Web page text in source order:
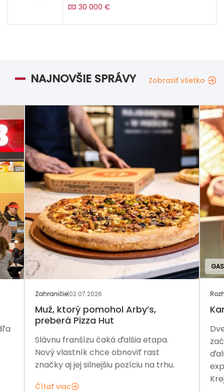
30 000 €
NAJNOVŠIE SPRÁVY Zobraziť všetko
Zahraničie|02.07.2026
Muž, ktorý pomohol Arby’s,
preberá Pizza Hut
Slávnu franšízu čaká ďalšia etapa.
Nový vlastník chce obnoviť rast
značky aj jej silnejšiu pozíciu na trhu.
Čítať viac